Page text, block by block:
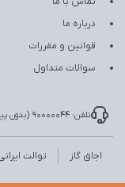
درباره ما
قوانین و مقررات
سوالات متداول
تلفن: 90000044 (بدون پیش شماره و رایگان)
اجاق گاز توالت